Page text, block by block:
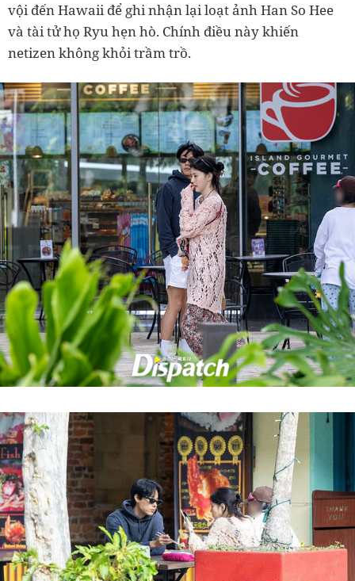
vội đến Hawaii để ghi nhận lại loạt ảnh Han So Hee
và tài tử họ Ryu hẹn hò. Chính điều này khiến
netizen không khỏi trầm trồ.